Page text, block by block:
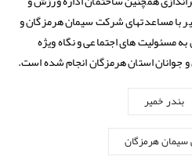
با مساعدتهای شرکت سیمان هرمزگان و
مسئولیت های اجتماعی و نگاه ویژه
استان هرمزگان انجام شده است.
بندر خمیر
سیمان هرمزگان